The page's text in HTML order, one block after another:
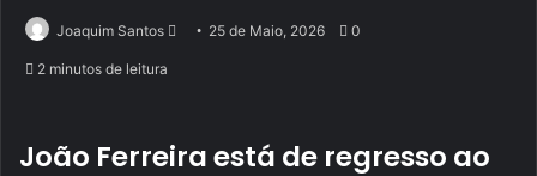
Joaquim Santos
Send 25 de Maio, 2026 0
2 minutos de leitura
João Ferreira está de regresso ao